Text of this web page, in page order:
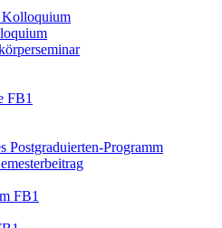
Kolloquium
FB1
Postgraduierten-Programm
FB1